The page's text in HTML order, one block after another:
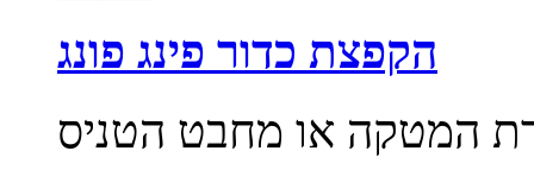
הקפצת כדור פינג פונג